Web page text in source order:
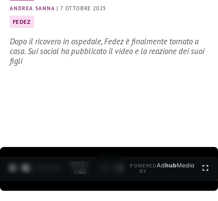
ANDREA SANNA |7 OTTOBRE 2023
FEDEZ
Dopo il ricovero in ospedale, Fedez è finalmente tornato a
casa. Sui social ha pubblicato il video e la reazione dei suoi
figli
0:14 /
1:40
POWERED
BY
AdhubMedia